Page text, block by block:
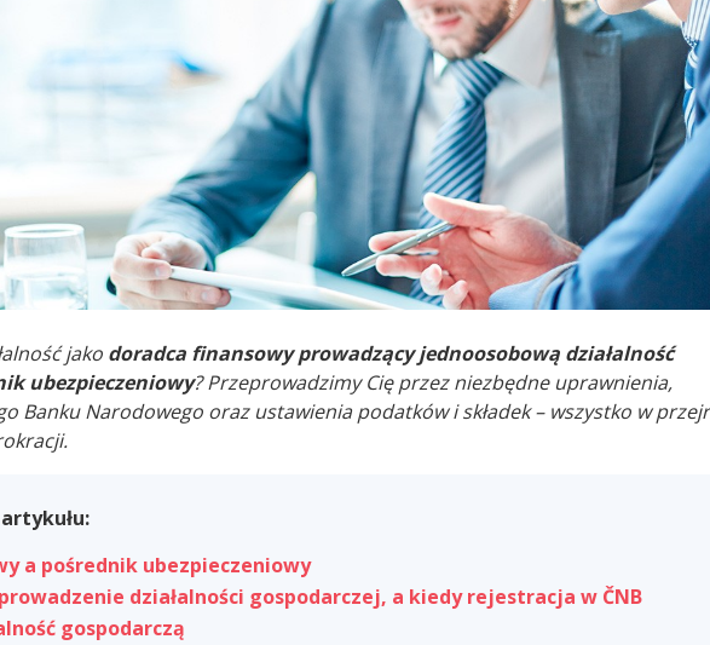
jako doradca finansowy prowadzący jednoosobową działalność
ubezpieczeniowy? Przeprowadzimy Cię przez niezbędne uprawnienia,
Banku Narodowego oraz ustawienia podatków i składek – wszystko w
a pośrednik ubezpieczeniowy
działalności gospodarczej, a kiedy rejestracja w ČNB
gospodarczą